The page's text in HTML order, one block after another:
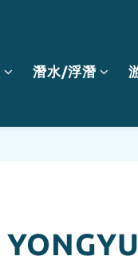
潛水/浮潛